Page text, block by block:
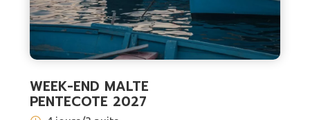
WEEK-END MALTE
PENTECOTE 2027